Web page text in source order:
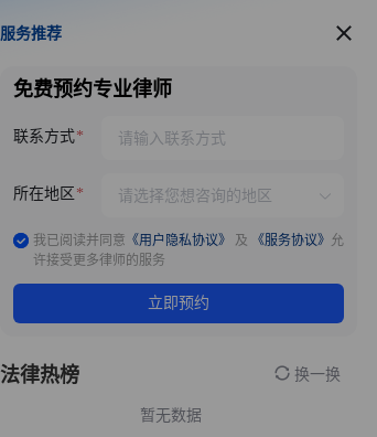
服务推荐
服务推荐
免费预约专业律师
联系方式
所在地区
我已阅读并同意 《用户隐私协议》 及 《服务协议》 允
许接受更多律师的服务
立即预约
法律热榜 换一换
暂无数据